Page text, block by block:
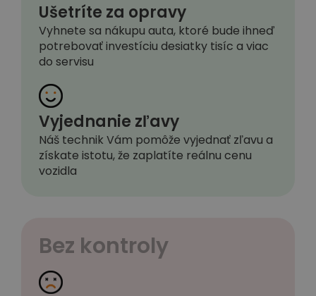
Ušetríte za opravy
Vyhnete sa nákupu auta, ktoré bude ihneď
potrebovať investíciu desiatky tisíc a viac
do servisu
Vyjednanie zľavy
Náš technik Vám pomôže vyjednať zľavu a
získate istotu, že zaplatíte reálnu cenu
vozidla
Bez kontroly